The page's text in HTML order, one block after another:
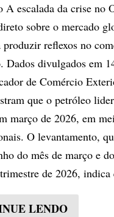
A escalada da crise no
sobre o mercado
produzir reflexos no
Dados divulgados em
de Comércio
que o petróleo
março de 2026, em
O levantamento,
do mês de março e
de 2026, indica
LENDO